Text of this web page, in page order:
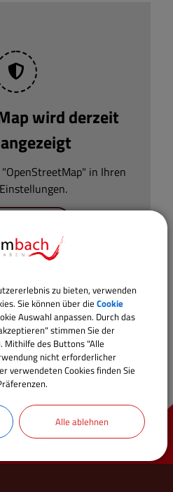
wird derzeit
in Ihren
zu bieten, verwenden
Sie können über die Cookie
Auswahl anpassen. Durch das
stimmen Sie der
Mithilfe des Buttons "Alle
nicht erforderlicher
verwendeten Cookies finden Sie
Alle ablehnen